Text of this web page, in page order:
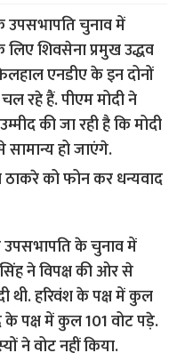
के उपसभापति चुनाव में
लिए शिवसेना प्रमुख उद्धव
एनडीए के इन दोनों
रहे हैं. पीएम मोदी ने
की जा रही है कि मोदी
हो जाएंगे.
उपसभापति के चुनाव में
ने विपक्ष की ओर से
थी. हरिवंश के पक्ष में कुल
के पक्ष में कुल 101 वोट पड़े.
ने वोट नहीं किया.